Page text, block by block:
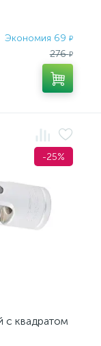
Экономия 69 ₽
276₽
-25%
квадратом